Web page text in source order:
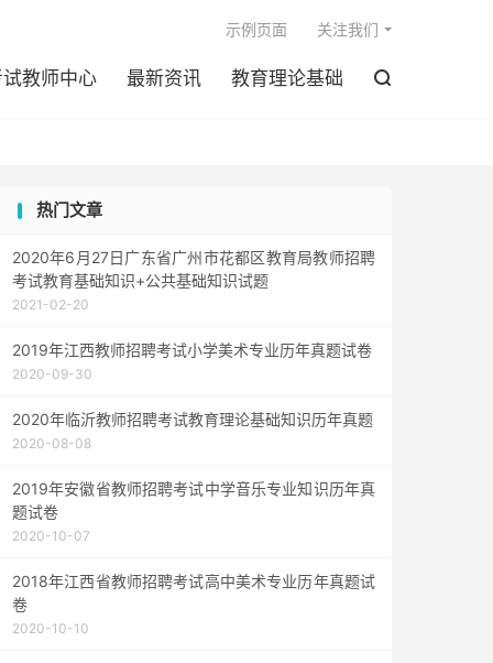
教师中心 最新资讯 教育理论基础 
示例页面 关注我们
热门文章
2020年6月27日广东省广州市花都区教育局教师招聘
考试教育基础知识+公共基础知识试题
2021-02-20
2019年江西教师招聘考试小学美术专业历年真题试卷
2020-09-30
2020年临沂教师招聘考试教育理论基础知识历年真题
2020-08-08
2019年安徽省教师招聘考试中学音乐专业知识历年真
题试卷
2020-10-07
2018年江西省教师招聘考试高中美术专业历年真题试
卷
2020-10-10